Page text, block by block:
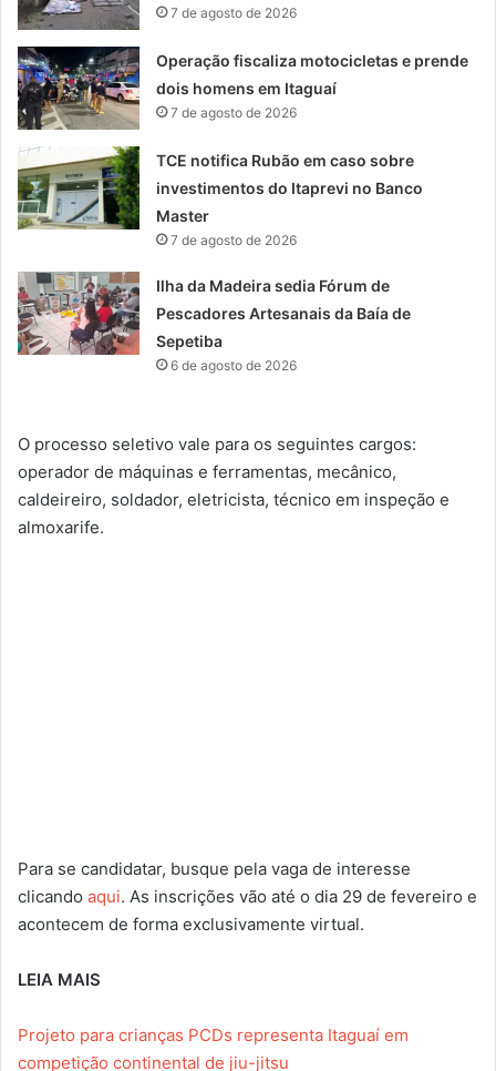
7 de agosto de 2026
Operação fiscaliza motocicletas e prende
dois homens em Itaguaí
7 de agosto de 2026
TCE notifica Rubão em caso sobre
investimentos do Itaprevi no Banco
Master
7 de agosto de 2026
Ilha da Madeira sedia Fórum de
Pescadores Artesanais da Baía de
Sepetiba
6 de agosto de 2026
O processo seletivo vale para os seguintes cargos:
operador de máquinas e ferramentas, mecânico,
caldeireiro, soldador, eletricista, técnico em inspeção e
almoxarife.
Para se candidatar, busque pela vaga de interesse
clicando aqui. As inscrições vão até o dia 29 de fevereiro e
acontecem de forma exclusivamente virtual.
LEIA MAIS
Projeto para crianças PCDs representa Itaguaí em
competição continental de jiu-jitsu